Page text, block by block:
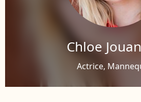
Chloe
Actrice,